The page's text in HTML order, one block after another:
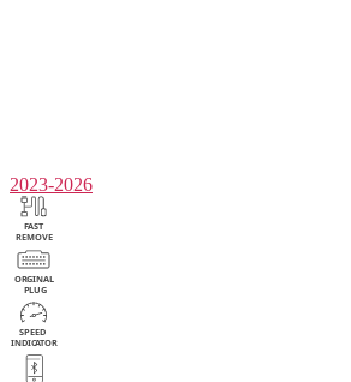
2023-2026